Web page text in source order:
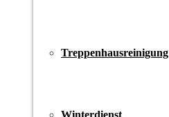
Treppenhausreinigung
Winterdienst